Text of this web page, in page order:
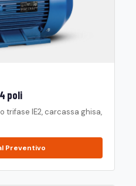
poli
IE2, carcassa ghisa,
Preventivo